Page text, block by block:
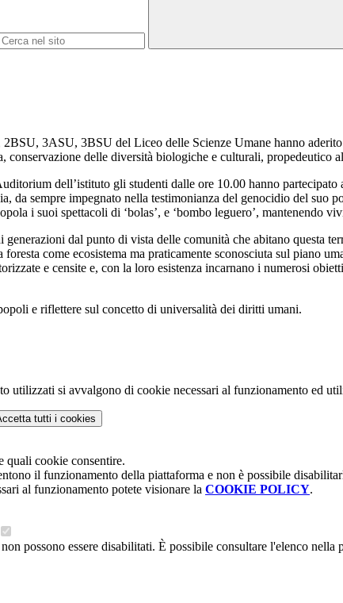
3ASU, 3BSU del Liceo delle Scienze Umane hanno
conservazione delle diversità biologiche e culturali, propedeutico
dell’istituto gli studenti dalle ore 10.00 hanno
da sempre impegnato nella testimonianza del genocidio del
i suoi spettacoli di ‘bolas’, e ‘bombo leguero’, mantenendo
generazioni dal punto di vista delle comunità che abitano questa
come ecosistema ma praticamente sconosciuta sul
e censite e, con la loro esistenza incarnano i numerosi
e riflettere sul concetto di universalità dei diritti umani.
utilizzati si avvalgono di cookie necessari al funzionamento ed
tutti i cookies
quali cookie consentire.
il funzionamento della piattaforma e non è possibile
al funzionamento potete visionare la COOKIE POLICY.
possono essere disabilitati. È possibile consultare l'elenco nella